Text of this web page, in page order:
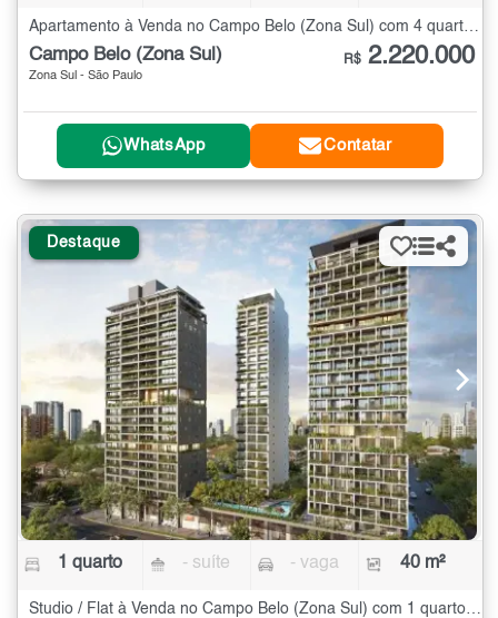
Apartamento à Venda no Campo Belo (Zona Sul) com 4 quartos - 136 m²
Campo Belo (Zona Sul)
Zona Sul - São Paulo
R$ 2.220.000
WhatsApp Contatar
Destaque
1 quarto - suíte - vaga 40 m²